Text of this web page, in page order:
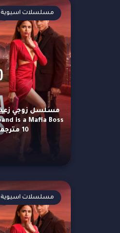
10 مترجمة
مسلسلات اسيوية
مسلسلات اسيوية